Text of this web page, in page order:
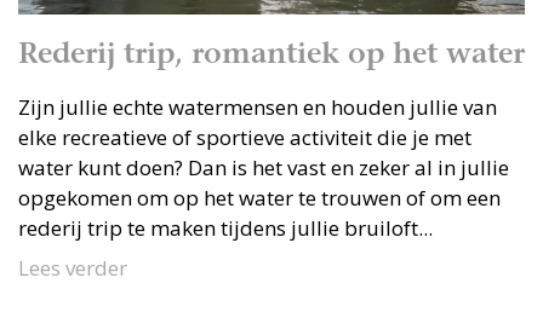
Rederij trip, romantiek op het water
Zijn jullie echte watermensen en houden jullie van
elke recreatieve of sportieve activiteit die je met
water kunt doen? Dan is het vast en zeker al in jullie
opgekomen om op het water te trouwen of om een
rederij trip te maken tijdens jullie bruiloft...
Lees verder